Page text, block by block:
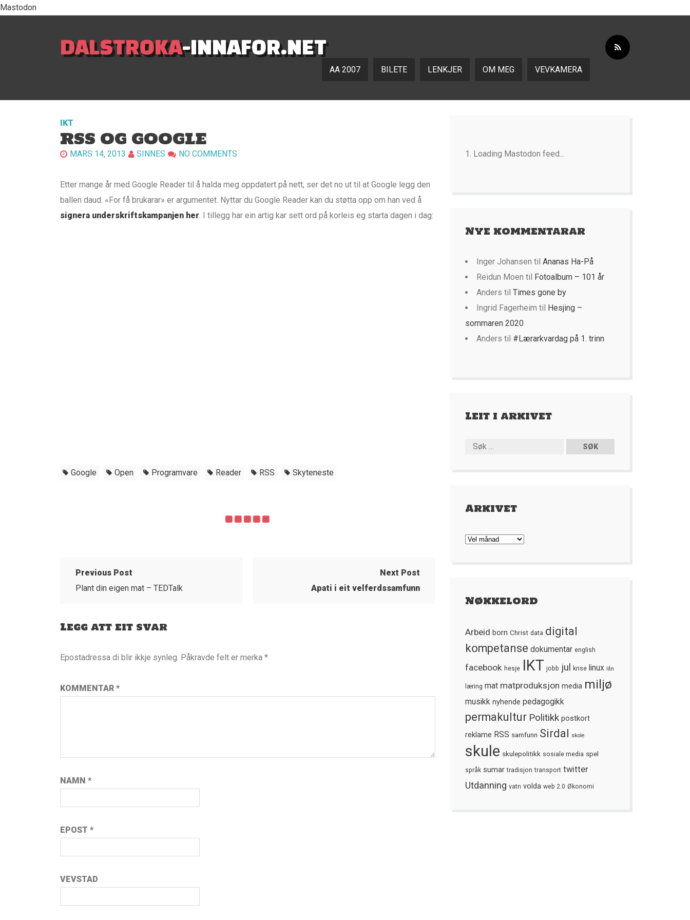
Mastodon
DALSTROKA-INNAFOR.NET
AA 2007 BILETE LENKJER OM MEG VEVKAMERA
IKT
RSS OG GOOGLE
MARS 14, 2013 SINNES NO COMMENTS
Etter mange år med Google Reader til å halda meg oppdatert på nett, ser det no ut til at Google legg den
ballen daud. «For få brukarar» er argumentet. Nyttar du Google Reader kan du støtta opp om han ved å
signera underskriftskampanjen her. I tillegg har ein artig kar sett ord på korleis eg starta dagen i dag:
Google Open Programvare Reader RSS Skyteneste
Previous Post
Plant din eigen mat – TEDTalk
Next Post
Apati i eit velferdssamfunn
Legg att eit svar
Epostadressa di blir ikkje synleg. Påkravde felt er merka *
KOMMENTAR *
NAMN *
EPOST *
VEVSTAD
Loading Mastodon feed...
Nye kommentarar
Inger Johansen til Ananas Ha-På
Reidun Moen til Fotoalbum – 101 år
Anders til Times gone by
Ingrid Fagerheim til Hesjing –
sommaren 2020
Anders til #Lærarkvardag på 1. trinn
Leit i arkivet
Arkivet
Arkivet
Nøkkelord
Arbeid born Christ data digital
kompetanse dokumentar english
facebook hesje IKT jobb jul krise linux lån
læring mat matproduksjon media miljø
musikk nyhende pedagogikk
permakultur Politikk postkort
reklame RSS samfunn Sirdal skole
skule skulepolitikk sosiale media spel
språk sumar tradisjon transport twitter
Utdanning vatn volda web 2.0 Økonomi